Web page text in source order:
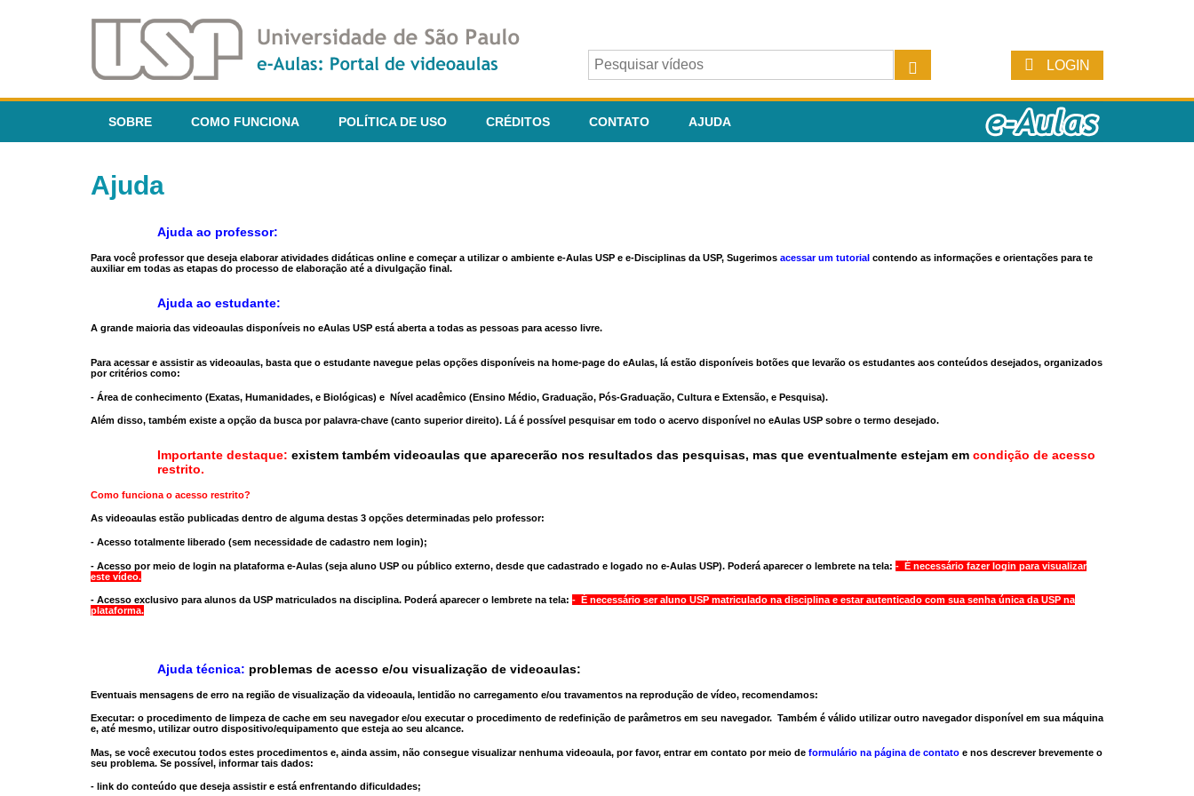
LOGIN
SOBRE COMO FUNCIONA POLÍTICA DE USO CRÉDITOS CONTATO AJUDA
Ajuda
Ajuda ao professor:
Para você professor que deseja elaborar atividades didáticas online e começar a utilizar o ambiente e-Aulas USP e e-Disciplinas da USP, Sugerimos acessar um tutorial contendo as informações e orientações para te
auxiliar em todas as etapas do processo de elaboração até a divulgação final.
Ajuda ao estudante:
A grande maioria das videoaulas disponíveis no eAulas USP está aberta a todas as pessoas para acesso livre.
Para acessar e assistir as videoaulas, basta que o estudante navegue pelas opções disponíveis na home-page do eAulas, lá estão disponíveis botões que levarão os estudantes aos conteúdos desejados, organizados
por critérios como:
- Área de conhecimento (Exatas, Humanidades, e Biológicas) e Nível acadêmico (Ensino Médio, Graduação, Pós-Graduação, Cultura e Extensão, e Pesquisa).
Além disso, também existe a opção da busca por palavra-chave (canto superior direito). Lá é possível pesquisar em todo o acervo disponível no eAulas USP sobre o termo desejado.
Importante destaque: existem também videoaulas que aparecerão nos resultados das pesquisas, mas que eventualmente estejam em condição de acesso
restrito.
Como funciona o acesso restrito?
As videoaulas estão publicadas dentro de alguma destas 3 opções determinadas pelo professor:
- Acesso totalmente liberado (sem necessidade de cadastro nem login);
- Acesso por meio de login na plataforma e-Aulas (seja aluno USP ou público externo, desde que cadastrado e logado no e-Aulas USP). Poderá aparecer o lembrete na tela: - É necessário fazer login para visualizar
este vídeo.
- Acesso exclusivo para alunos da USP matriculados na disciplina. Poderá aparecer o lembrete na tela: - É necessário ser aluno USP matriculado na disciplina e estar autenticado com sua senha única da USP na
plataforma.
Ajuda técnica: problemas de acesso e/ou visualização de videoaulas:
Eventuais mensagens de erro na região de visualização da videoaula, lentidão no carregamento e/ou travamentos na reprodução de vídeo, recomendamos:
Executar: o procedimento de limpeza de cache em seu navegador e/ou executar o procedimento de redefinição de parâmetros em seu navegador. Também é válido utilizar outro navegadordisponível em sua máquina
e, até mesmo, utilizar outro dispositivo/equipamento que esteja ao seu alcance.
Mas, se você executou todos estes procedimentos e, ainda assim, não consegue visualizar nenhuma videoaula, por favor, entrar em contato por meio de formulário na página de contato e nos descrever brevemente o
seu problema. Se possível, informar tais dados:
- link do conteúdo que deseja assistir e está enfrentando dificuldades;